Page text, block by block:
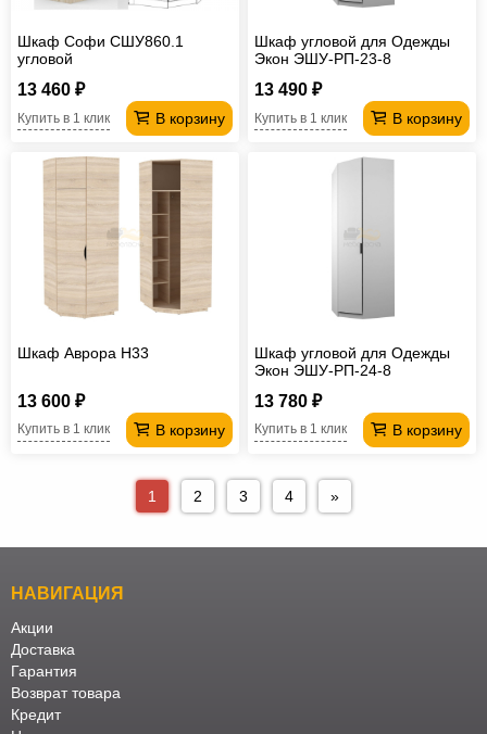
Шкаф Софи СШУ860.1
угловой
13 460 ₽
В корзину
Купить в 1 клик
Шкаф угловой для Одежды
Экон ЭШУ-РП-23-8
13 490 ₽
В корзину
Купить в 1 клик
Шкаф Аврора H33
13 600 ₽
В корзину
Купить в 1 клик
Шкаф угловой для Одежды
Экон ЭШУ-РП-24-8
13 780 ₽
В корзину
Купить в 1 клик
1 2 3 4 »
НАВИГАЦИЯ
Акции
Доставка
Гарантия
Возврат товара
Кредит